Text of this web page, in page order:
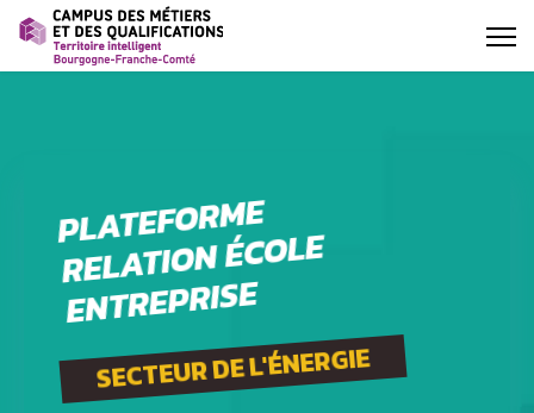
PLATEFORME
RELATION ÉCOLE
ENTREPRISE
SECTEUR DE L'ÉNERGIE